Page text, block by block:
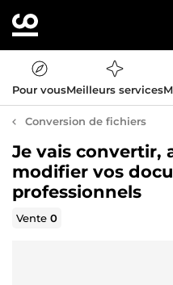
Pour vousMeilleurs services
Conversion de fichiers
Je vais convertir,
modifier vos
professionnels
Vente0